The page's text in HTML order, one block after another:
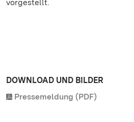
vorgestellt.
DOWNLOAD UND BILDER
Pressemeldung (PDF)